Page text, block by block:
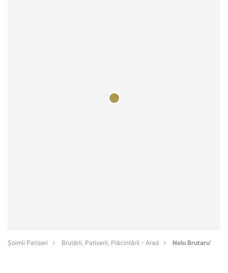
Șoimii Patiseri Brutării, Patiserii, Plăcintării - Arad Nelu Brutaru’